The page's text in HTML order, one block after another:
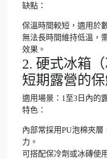
缺點：
保溫時間較短，適用於
無法長時間維持低溫，
效果。
2. 硬式冰箱
短期露營的
適用場景：1至3日內的
特色：
內部常採用PU泡棉夾
力。
可搭配保冷劑或冰磚使